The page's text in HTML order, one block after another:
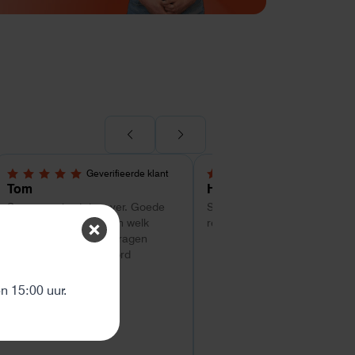
Geverifieerde klant
5,0 van 5 sterren
Tom
Super service tot zo ver. Goede
hulp met uitzoeken van welk
systeem geschikt is. Vragen
worden snel beantwoord
4 van 5 sterren
Hans Kollenbrander
Snelle levering en goede
respons bij installatie.
15:00 uur.